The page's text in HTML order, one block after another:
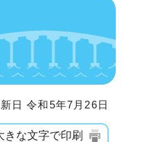
日 令和5年7月26日
きな文字で印刷